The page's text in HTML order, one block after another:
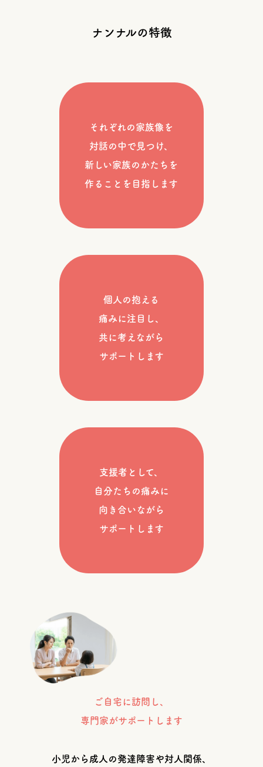
ナンナルの特徴
それぞれの家族像を
対話の中で見つけ、
新しい家族のかたちを
作ることを目指します
個人の抱える
痛みに注目し、
共に考えながら
サポートします
支援者として、
自分たちの痛みに
向き合いながら
サポートします
ご自宅に訪問し、
専門家がサポートします
小児から成人の発達障害や対人関係、